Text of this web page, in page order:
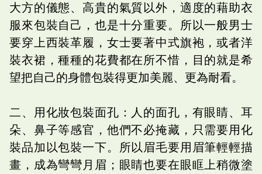
大方的儀態、高貴的氣質以外，適度的藉助衣
服來包裝自己，也是十分重要。所以一般男士
要穿上西裝革履，女士要著中式旗袍，或者洋
裝衣裙，種種的花費都在所不惜，目的就是希
望把自己的身體包裝得更加美麗、更為耐看。
二、用化妝包裝面孔：人的面孔，有眼睛、耳
朵、鼻子等感官，他們不必掩藏，只需要用化
裝品加以包裝一下。所以眉毛要用眉筆輕輕描
畫，成為彎彎月眉；眼睛也要在眼眶上稍微塗